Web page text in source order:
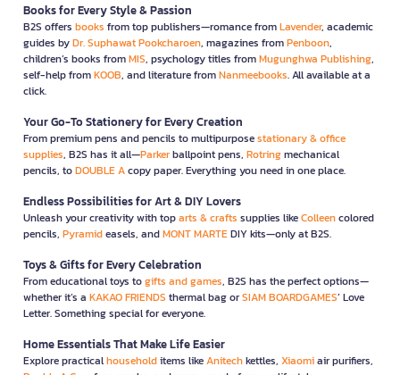
Books for Every Style & Passion
B2S offers books from top publishers—romance fromLavender, academic
guides byDr. Suphawat Pookcharoen, magazines fromPenboon,
children’s books fromMIS, psychology titles fromMugunghwa Publishing,
self-help fromKOOB, and literature fromNanmeebooks. All available at a
click.
Your Go-To Stationery for Every Creation
From premium pens and pencils to multipurposestationary & office
supplies, B2S has it all—Parkerballpoint pens, Rotringmechanical
pencils, toDOUBLE Acopy paper. Everything you need in one place.
Endless Possibilities for Art & DIY Lovers
Unleash your creativity with toparts & crafts supplies likeColleencolored
pencils, Pyramideasels, andMONT MARTEDIY kits—only at B2S.
Toys & Gifts for Every Celebration
From educational toys togifts and games, B2S has the perfect options—
whether it’s a KAKAO FRIENDS thermal bag orSIAM BOARDGAMES’ Love
Letter. Something special for everyone.
Home Essentials That Make Life Easier
Explore practicalhouseholditems likeAnitechkettles, Xiaomiair purifiers,